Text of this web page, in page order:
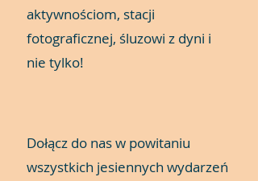
aktywnościom, stacji
fotograficznej, śluzowi z dyni i
nie tylko!
Dołącz do nas w powitaniu
wszystkich jesiennych wydarzeń